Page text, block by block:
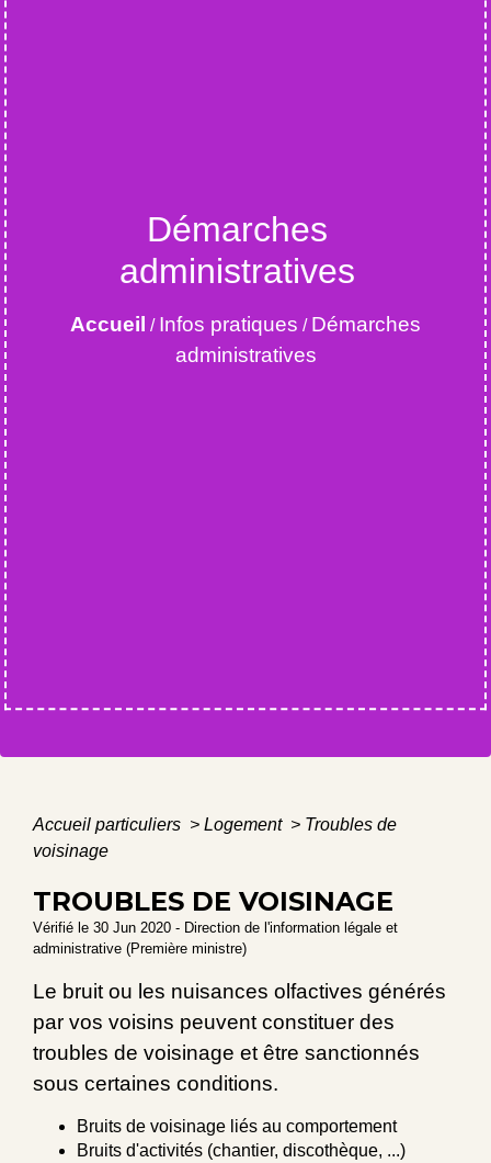
Démarches
administratives
Accueil / Infos pratiques / Démarches
administratives
Accueil particuliers > Logement > Troubles de
voisinage
TROUBLES DE VOISINAGE
Vérifié le 30 Jun 2020 - Direction de l'information légale et
administrative (Première ministre)
Le bruit ou les nuisances olfactives générés
par vos voisins peuvent constituer des
troubles de voisinage et être sanctionnés
sous certaines conditions.
Bruits de voisinage liés au comportement
Bruits d'activités (chantier, discothèque, ...)